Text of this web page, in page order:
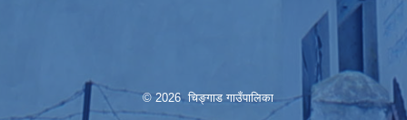
© 2026 चिङ्गाड गाउँपालिका